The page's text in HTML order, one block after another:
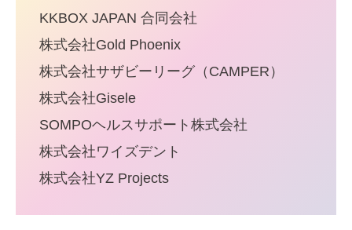
KKBOX JAPAN 合同会社
株式会社Gold Phoenix
株式会社サザビーリーグ（CAMPER）
株式会社Gisele
SOMPOヘルスサポート株式会社
株式会社ワイズデント
株式会社YZ Projects